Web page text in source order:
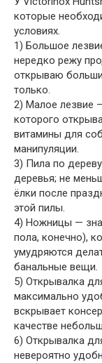
которые
условиях.
1) Большое
нередко режу
открываю
только.
2) Малое лезвие
которого
витамины для
манипуляции.
3) Пила по
деревья; не
ёлки после
этой пилы.
4) Ножницы —
пола, конечно),
умудряются
банальные вещи.
5) Открывалка
максимально
вскрывает
качестве
6) Открывалка
невероятно